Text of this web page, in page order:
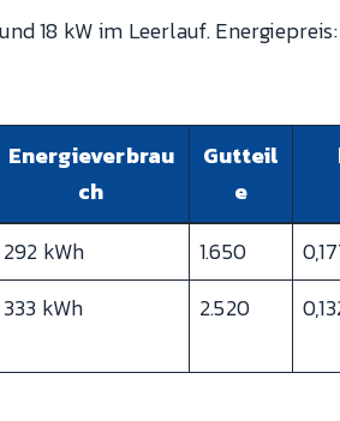
18 kW im Leerlauf.
Energieverbrau
ch
Gutteil
e
292 kWh 1.650
333 kWh 2.520